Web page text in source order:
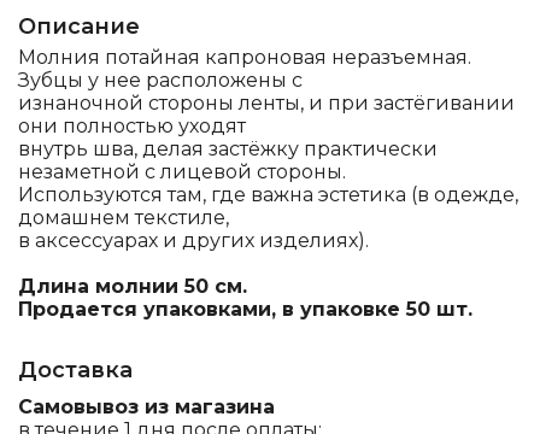
Описание
Молния потайная капроновая неразъемная.
Зубцы у нее расположены с
изнаночной стороны ленты, и при застёгивании
они полностью уходят
внутрь шва, делая застёжку практически
незаметной с лицевой стороны.
Используются там, где важна эстетика (в одежде,
домашнем текстиле,
в аксессуарах и других изделиях).
Длина молнии 50 см.
Продается упаковками, в упаковке 50 шт.
Доставка
Самовывоз из магазина